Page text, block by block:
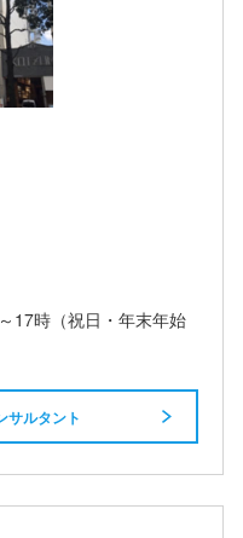
17時（祝日・年末年始
サルタント